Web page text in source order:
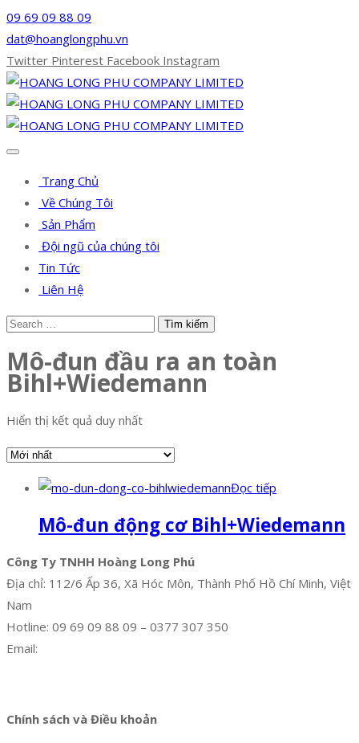
09 69 09 88 09
dat@hoanglongphu.vn
Twitter Pinterest Facebook Instagram
Trang Chủ
Về Chúng Tôi
Sản Phẩm
Đội ngũ của chúng tôi
Tin Tức
Liên Hệ
Mô-đun đầu ra an toàn
Bihl+Wiedemann
Hiển thị kết quả duy nhất
Đọc tiếp
Mô-đun động cơ Bihl+Wiedemann
Công Ty TNHH Hoàng Long Phú
Địa chỉ: 112/6 Ấp 36, Xã Hóc Môn, Thành Phố Hồ Chí Minh, Việt
Nam
Hotline: 09 69 09 88 09 – 0377 307 350
Email:
Chính sách và Điều khoản